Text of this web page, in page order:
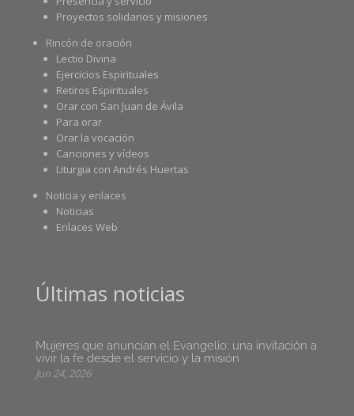
Proyectos solidarios y misiones
Rincón de oración
Lectio Divina
Ejercicios Espirituales
Retiros Espirituales
Orar con San Juan de Ávila
Para orar
Orar la vocación
Canciones y vídeos
Liturgia con Andrés Huertas
Noticia y enlaces
Noticias
Enlaces Web
Últimas noticias
Mujeres que anuncian el Evangelio: una invitación a
vivir la fe desde el servicio y la misión
Jun 24, 2026